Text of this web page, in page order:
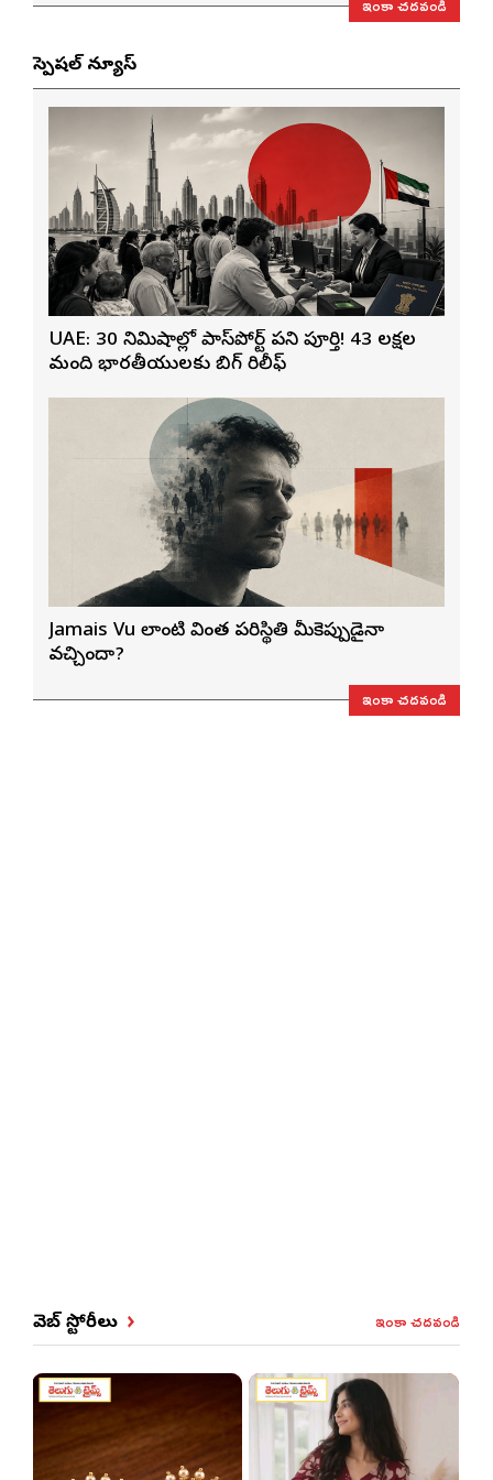
స్పెషల్ న్యూస్
UAE: 30 నిమిషాల్లో పాస్‌పోర్ట్ పని పూర్తి! 43 లక్షల
మంది భారతీయులకు బిగ్ రిలీఫ్
Jamais Vu లాంటి వింత పరిస్థితి మీకెప్పుడైనా
వచ్చిందా?
ఇంకా చదవండి
వెబ్ స్టోరీలు ఇంకా చదవండి